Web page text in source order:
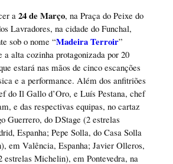
a 24 de Março, na Praça do Peixe do
Lavradores, na cidade do Funchal,
sob o nome “Madeira Terroir”
a alta cozinha protagonizada por 20
estará nas mãos de cinco escanções
e a performance. Além dos anfitriões
do Il Gallo d’Oro, e Luís Pestana, chef
e das respectivas equipas, no cartaz
Guerrero, do DStage (2 estrelas
Espanha; Pepe Solla, do Casa Solla
em Valência, Espanha; Javier Olleros,
estrelas Michelin), em Pontevedra, na